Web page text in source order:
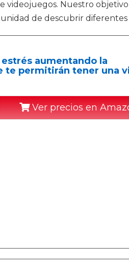
videojuegos. Nuestro
de descubrir diferentes
estrés aumentando la
te permitirán tener una
Ver precios en